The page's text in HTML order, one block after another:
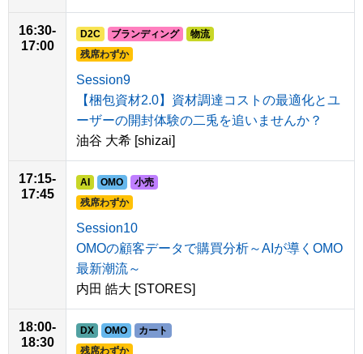
16:30-
17:00
D2C ブランディング
物流
残席わずか
Session9
【梱包資材2.0】資材調達コストの最適化とユ
ーザーの開封体験の二兎を追いませんか？
油谷 大希 [shizai]
17:15-
17:45
AI OMO
小売
残席わずか
Session10
OMOの顧客データで購買分析～AIが導くOMO
最新潮流～
内田 皓大 [STORES]
18:00-
18:30
DX OMO
カート
残席わずか